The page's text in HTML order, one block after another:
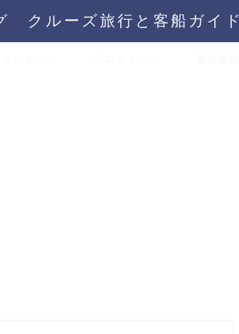
クルーズ旅行と客船ガイド